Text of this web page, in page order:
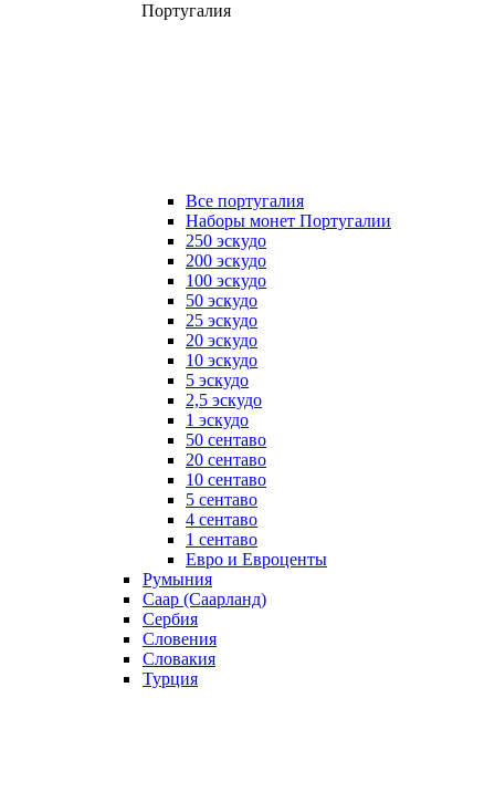
Португалия
Все португалия
Наборы монет Португалии
250 эскудо
200 эскудо
100 эскудо
50 эскудо
25 эскудо
20 эскудо
10 эскудо
5 эскудо
2,5 эскудо
1 эскудо
50 сентаво
20 сентаво
10 сентаво
5 сентаво
4 сентаво
1 сентаво
Евро и Евроценты
Румыния
Саар (Саарланд)
Сербия
Словения
Словакия
Турция